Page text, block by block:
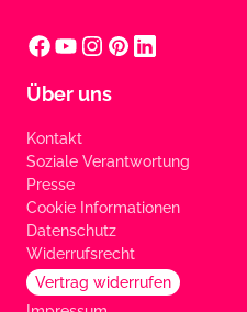
Über uns
Kontakt
Soziale Verantwortung
Presse
Cookie Informationen
Datenschutz
Widerrufsrecht
Vertrag widerrufen